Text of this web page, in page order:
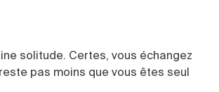
solitude. Certes, vous échangez
pas moins que vous êtes seul